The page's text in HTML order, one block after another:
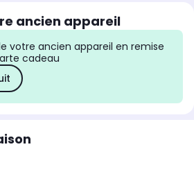
ancien appareil
votre ancien appareil en remise
cadeau